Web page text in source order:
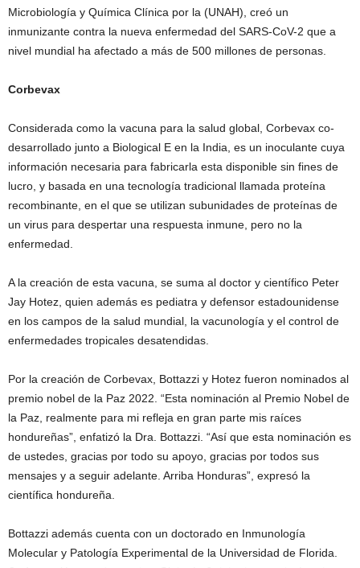
Microbiología y Química Clínica por la (UNAH), creó un
inmunizante contra la nueva enfermedad del SARS-CoV-2 que a
nivel mundial ha afectado a más de 500 millones de personas.
Corbevax
Considerada como la vacuna para la salud global, Corbevax co-
desarrollado junto a Biological E en la India, es un inoculante cuya
información necesaria para fabricarla esta disponible sin fines de
lucro, y basada en una tecnología tradicional llamada proteína
recombinante, en el que se utilizan subunidades de proteínas de
un virus para despertar una respuesta inmune, pero no la
enfermedad.
A la creación de esta vacuna, se suma al doctor y científico Peter
Jay Hotez, quien además es pediatra y defensor estadounidense
en los campos de la salud mundial, la vacunología y el control de
enfermedades tropicales desatendidas.
Por la creación de Corbevax, Bottazzi y Hotez fueron nominados al
premio nobel de la Paz 2022. “Esta nominación al Premio Nobel de
la Paz, realmente para mi refleja en gran parte mis raíces
hondureñas”, enfatizó la Dra. Bottazzi. “Así que esta nominación es
de ustedes, gracias por todo su apoyo, gracias por todos sus
mensajes y a seguir adelante. Arriba Honduras”, expresó la
científica hondureña.
Bottazzi además cuenta con un doctorado en Inmunología
Molecular y Patología Experimental de la Universidad de Florida.